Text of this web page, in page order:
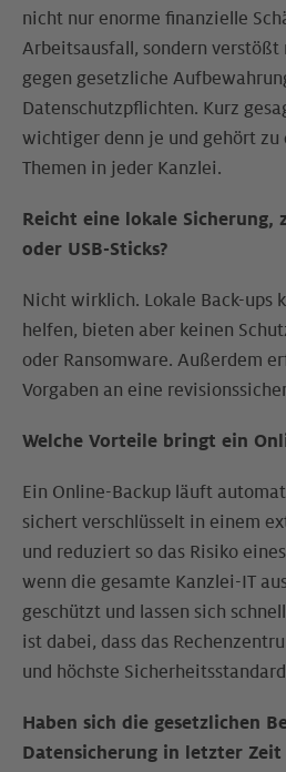
nicht nur enorme finanzielle
Arbeitsausfall, sondern verstößt
gegen gesetzliche
Datenschutzpflichten. Kurz
wichtiger denn je und gehört zu
Themen in jeder Kanzlei.
Reicht eine lokale Sicherung,
oder USB-Sticks?
Nicht wirklich. Lokale Back-ups
helfen, bieten aber keinen
oder Ransomware. Außerdem
Vorgaben an eine
Welche Vorteile bringt ein
Ein Online-Backup läuft
sichert verschlüsselt in einem
und reduziert so das Risiko
wenn die gesamte Kanzlei-IT
geschützt und lassen sich
ist dabei, dass das
und höchste
Haben sich die gesetzlichen
Datensicherung in letzter Zeit